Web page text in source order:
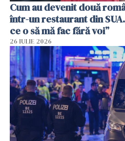
Cum au devenit două
într-un restaurant din
ce o să mă fac fără voi”
26 IULIE 2026